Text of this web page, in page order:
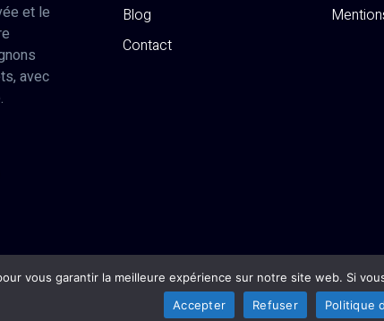
et le
avec
Blog
Contact
vous garantir la meilleure expérience sur notre site web. Si
Accepter
Refuser Politique